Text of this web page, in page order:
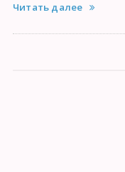
Читать далее